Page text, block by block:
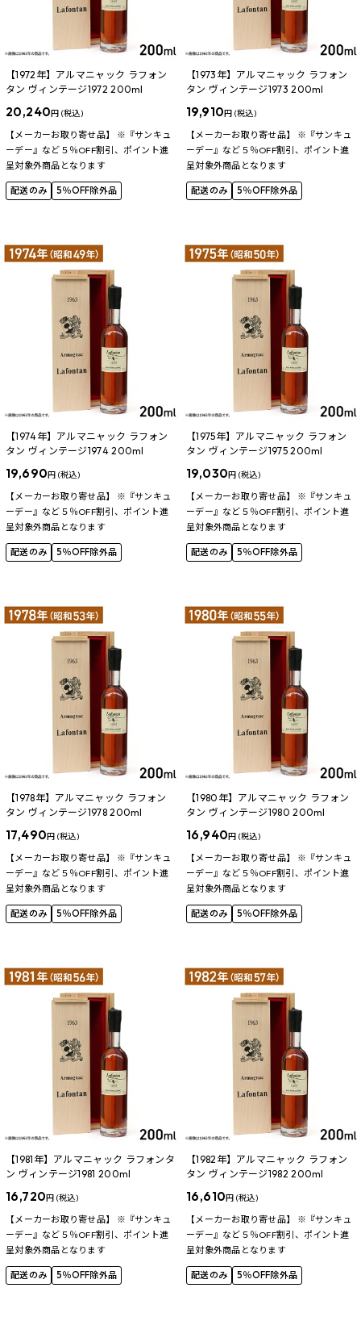
【1972年】アルマニャック ラフォン
タン ヴィンテージ1972 200ml
20,240円 (税込)
【メーカーお取り寄せ品】 ※『サンキュ
ーデー』など５％OFF割引、ポイント進
呈対象外商品となります
配送のみ 5％OFF除外品
【1973年】アルマニャック ラフォン
タン ヴィンテージ1973 200ml
19,910円 (税込)
【メーカーお取り寄せ品】 ※『サンキュ
ーデー』など５％OFF割引、ポイント進
呈対象外商品となります
配送のみ 5％OFF除外品
【1974年】アルマニャック ラフォン
タン ヴィンテージ1974 200ml
19,690円 (税込)
【メーカーお取り寄せ品】 ※『サンキュ
ーデー』など５％OFF割引、ポイント進
呈対象外商品となります
配送のみ 5％OFF除外品
【1975年】アルマニャック ラフォン
タン ヴィンテージ1975 200ml
19,030円 (税込)
【メーカーお取り寄せ品】 ※『サンキュ
ーデー』など５％OFF割引、ポイント進
呈対象外商品となります
配送のみ 5％OFF除外品
【1978年】アルマニャック ラフォン
タン ヴィンテージ1978 200ml
17,490円 (税込)
【メーカーお取り寄せ品】 ※『サンキュ
ーデー』など５％OFF割引、ポイント進
呈対象外商品となります
配送のみ 5％OFF除外品
【1980年】アルマニャック ラフォン
タン ヴィンテージ1980 200ml
16,940円 (税込)
【メーカーお取り寄せ品】 ※『サンキュ
ーデー』など５％OFF割引、ポイント進
呈対象外商品となります
配送のみ 5％OFF除外品
【1981年】アルマニャック ラフォンタ
ン ヴィンテージ1981 200ml
16,720円 (税込)
【メーカーお取り寄せ品】 ※『サンキュ
ーデー』など５％OFF割引、ポイント進
呈対象外商品となります
配送のみ 5％OFF除外品
【1982年】アルマニャック ラフォン
タン ヴィンテージ1982 200ml
16,610円 (税込)
【メーカーお取り寄せ品】 ※『サンキュ
ーデー』など５％OFF割引、ポイント進
呈対象外商品となります
配送のみ 5％OFF除外品